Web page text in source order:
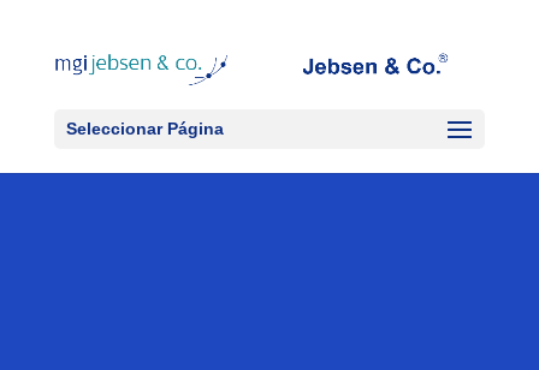
Seleccionar Página